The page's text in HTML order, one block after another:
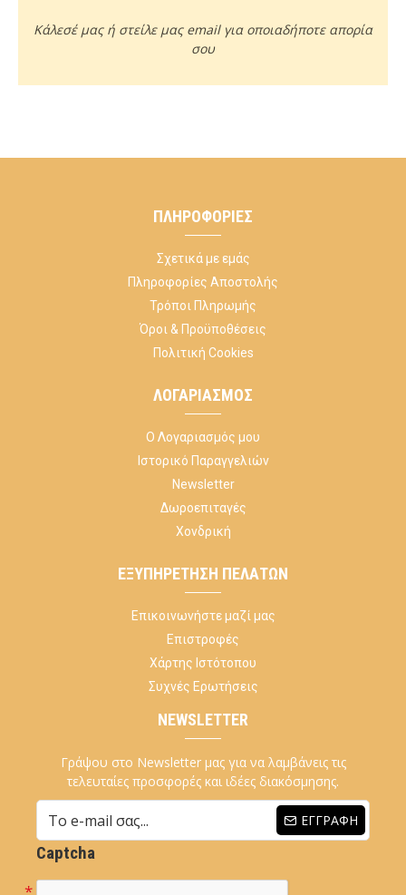
Κάλεσέ μας ή στείλε μας email για οποιαδήποτε απορία
σου
ΠΛΗΡΟΦΟΡΊΕΣ
Σχετικά με εμάς
Πληροφορίες Αποστολής
Τρόποι Πληρωμής
Όροι & Προϋποθέσεις
Πολιτική Cookies
ΛΟΓΑΡΙΑΣΜΌΣ
Ο Λογαριασμός μου
Ιστορικό Παραγγελιών
Newsletter
Δωροεπιταγές
Χονδρική
ΕΞΥΠΗΡΈΤΗΣΗ ΠΕΛΑΤΏΝ
Επικοινωνήστε μαζί μας
Επιστροφές
Χάρτης Ιστότοπου
Συχνές Ερωτήσεις
NEWSLETTER
Γράψου στο Newsletter μας για να λαμβάνεις τις
τελευταίες προσφορές και ιδέες διακόσμησης.
ΕΓΓΡΑΦΉ
Captcha